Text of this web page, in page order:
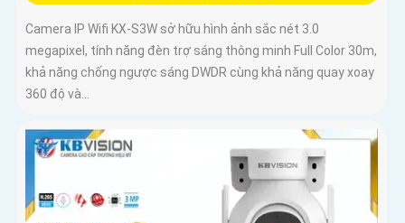
Camera IP Wifi KX-S3W sở hữu hình ảnh sắc nét 3.0
megapixel, tính năng đèn trợ sáng thông minh Full Color 30m,
khả năng chống ngược sáng DWDR cùng khả năng quay xoay
360 độ và...